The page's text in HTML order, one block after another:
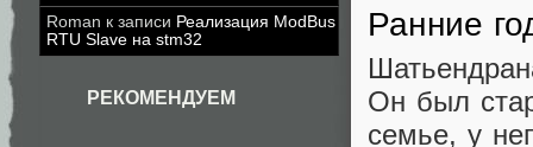
Roman к записи Реализация ModBus
RTU Slave на stm32
РЕКОМЕНДУЕМ
Ранние
Он был
семье, у